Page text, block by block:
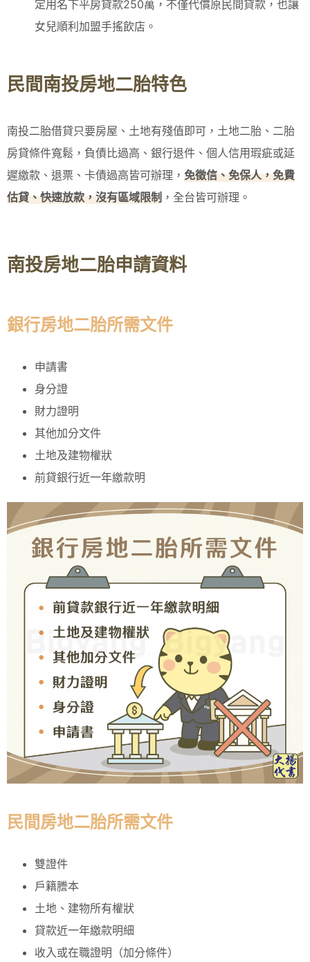
定用名下平房貸款250萬，不僅代償原民間貸款，也讓
女兒順利加盟手搖飲店。
民間南投房地二胎特色
南投二胎借貸只要房屋、土地有殘值即可，土地二胎、二胎
房貸條件寬鬆，負債比過高、銀行退件、個人信用瑕疵或延
遲繳款、退票、卡債過高皆可辦理， 免徵信、免保人，免費
估貸、快速放款，沒有區域限制 ，全台皆可辦理。
南投房地二胎申請資料
銀行房地二胎所需文件
申請書
身分證
財力證明
其他加分文件
土地及建物權狀
前貸銀行近一年繳款明
民間房地二胎所需文件
雙證件
戶籍謄本
土地、建物所有權狀
貸款近一年繳款明細
收入或在職證明（加分條件）